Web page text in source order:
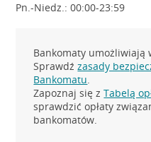
Pn.-Niedz.: 00:00-23:59
Bankomaty umożliwiają
Sprawdźzasady
Bankomatu.
Zapoznaj się zTabelą
sprawdzić opłaty
bankomatów.